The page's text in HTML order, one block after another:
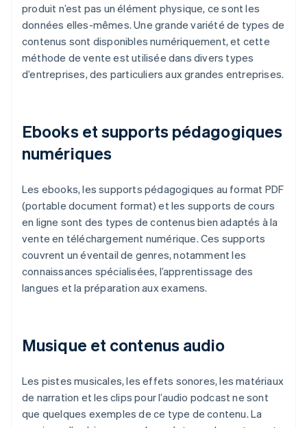
produit n’est pas un élément physique, ce sont les
données elles-mêmes. Une grande variété de types de
contenus sont disponibles numériquement, et cette
méthode de vente est utilisée dans divers types
d’entreprises, des particuliers aux grandes entreprises.
Ebooks et supports pédagogiques
numériques
Les ebooks, les supports pédagogiques au format PDF
(portable document format) et les supports de cours
en ligne sont des types de contenus bien adaptés à la
vente en téléchargement numérique. Ces supports
couvrent un éventail de genres, notamment les
connaissances spécialisées, l’apprentissage des
langues et la préparation aux examens.
Musique et contenus audio
Les pistes musicales, les effets sonores, les matériaux
de narration et les clips pour l’audio podcast ne sont
que quelques exemples de ce type de contenu. La